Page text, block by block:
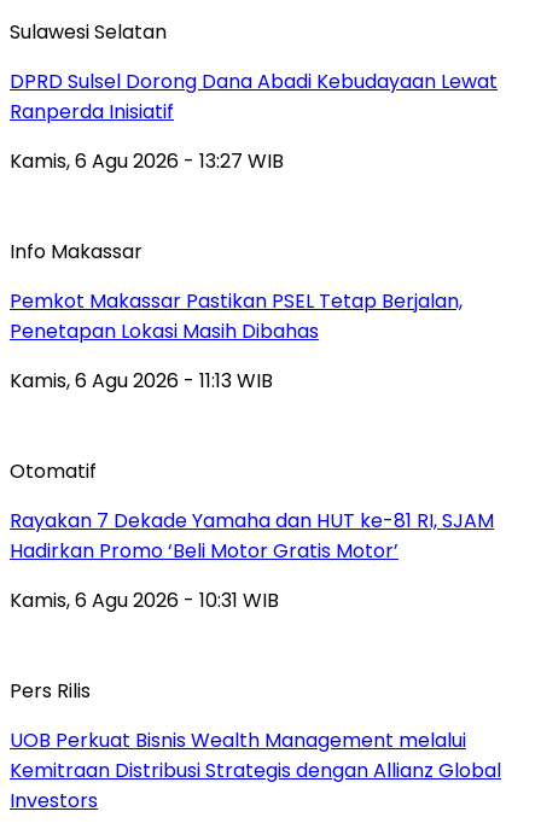
Sulawesi Selatan
DPRD Sulsel Dorong Dana Abadi Kebudayaan Lewat
Ranperda Inisiatif
Kamis, 6 Agu 2026 - 13:27 WIB
Info Makassar
Pemkot Makassar Pastikan PSEL Tetap Berjalan,
Penetapan Lokasi Masih Dibahas
Kamis, 6 Agu 2026 - 11:13 WIB
Otomatif
Rayakan 7 Dekade Yamaha dan HUT ke-81 RI, SJAM
Hadirkan Promo ‘Beli Motor Gratis Motor’
Kamis, 6 Agu 2026 - 10:31 WIB
Pers Rilis
UOB Perkuat Bisnis Wealth Management melalui
Kemitraan Distribusi Strategis dengan Allianz Global
Investors